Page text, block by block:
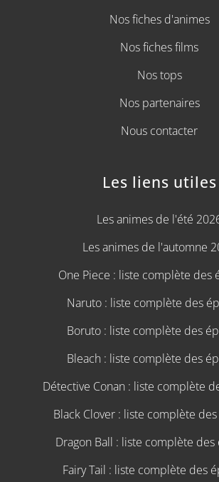
Nos fiches d'animes
Nos fiches films
Nos tops
Nos partenaires
Nous contacter
Les liens utiles
Les animes de l'été
Les animes de l'automne
One Piece : liste complète des
Naruto : liste complète des
Boruto : liste complète des
Bleach : liste complète des
Détective Conan : liste complète
Black Clover : liste complète
Dragon Ball : liste complète des
Fairy Tail : liste complète des